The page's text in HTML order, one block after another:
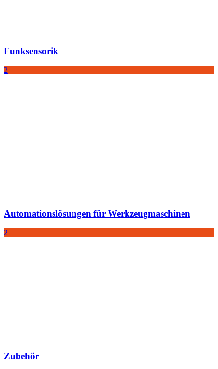
Funksensorik
2
Automationslösungen für Werkzeugmaschinen
2
Zubehör